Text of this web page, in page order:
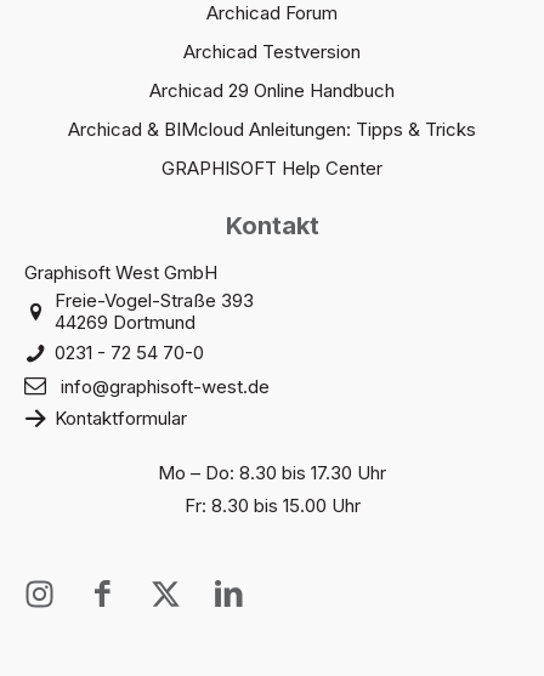
Archicad Forum
Archicad Testversion
Archicad 29 Online Handbuch
Archicad & BIMcloud Anleitungen: Tipps & Tricks
GRAPHISOFT Help Center
Kontakt
Graphisoft West GmbH
Freie-Vogel-Straße 393
44269 Dortmund
0231 - 72 54 70-0
info@graphisoft-west.de
Kontaktformular
Mo – Do: 8.30 bis 17.30 Uhr
Fr: 8.30 bis 15.00 Uhr
I
I
X
I